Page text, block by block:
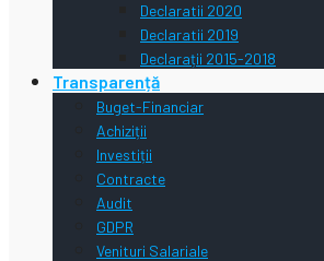
Declaratii 2020
Declaratii 2019
Declarații 2015-2018
Transparență
Buget-Financiar
Achiziții
Investiții
Contracte
Audit
GDPR
Venituri Salariale